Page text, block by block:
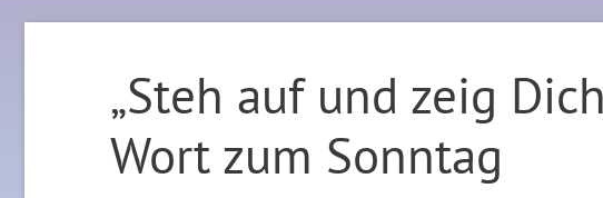
„Steh auf und zeig
Wort zum Sonntag